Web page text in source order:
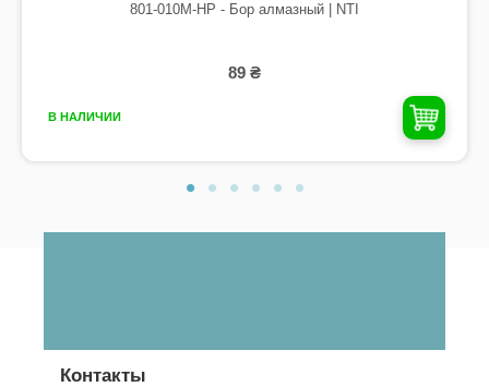
801-010M-HP - Бор алмазный | NTI
89 ₴
В НАЛИЧИИ
Контакты